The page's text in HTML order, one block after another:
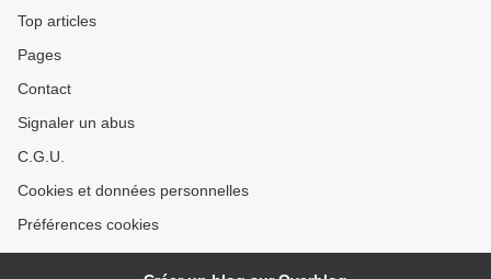
Top articles
Pages
Contact
Signaler un abus
C.G.U.
Cookies et données personnelles
Préférences cookies